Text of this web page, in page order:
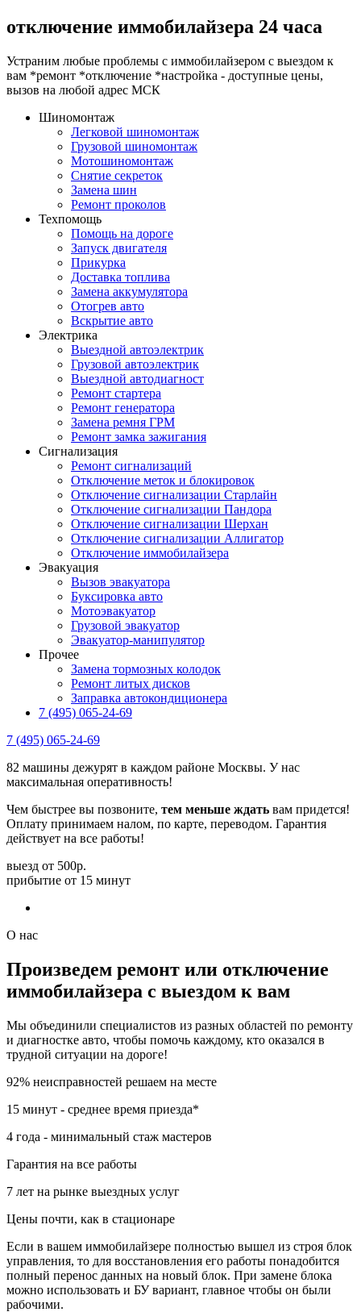
отключение иммобилайзера 24 часа
Устраним любые проблемы с иммобилайзером с выездом к
вам *ремонт *отключение *настройка - доступные цены,
вызов на любой адрес МСК
Шиномонтаж
Легковой шиномонтаж
Грузовой шиномонтаж
Мотошиномонтаж
Снятие секреток
Замена шин
Ремонт проколов
Техпомощь
Помощь на дороге
Запуск двигателя
Прикурка
Доставка топлива
Замена аккумулятора
Отогрев авто
Вскрытие авто
Электрика
Выездной автоэлектрик
Грузовой автоэлектрик
Выездной автодиагност
Ремонт стартера
Ремонт генератора
Замена ремня ГРМ
Ремонт замка зажигания
Сигнализация
Ремонт сигнализаций
Отключение меток и блокировок
Отключение сигнализации Старлайн
Отключение сигнализации Пандора
Отключение сигнализации Шерхан
Отключение сигнализации Аллигатор
Отключение иммобилайзера
Эвакуация
Вызов эвакуатора
Буксировка авто
Мотоэвакуатор
Грузовой эвакуатор
Эвакуатор-манипулятор
Прочее
Замена тормозных колодок
Ремонт литых дисков
Заправка автокондиционера
7 (495) 065-24-69
7 (495) 065-24-69
82 машины дежурят в каждом районе Москвы. У нас
максимальная оперативность!
Чем быстрее вы позвоните, тем меньше ждать вам придется!
Оплату принимаем налом, по карте, переводом. Гарантия
действует на все работы!
выезд от 500р.
прибытие от 15 минут
О нас
Произведем ремонт или отключение
иммобилайзера с выездом к вам
Мы объединили специалистов из разных областей по ремонту
и диагностке авто, чтобы помочь каждому, кто оказался в
трудной ситуации на дороге!
92% неисправностей решаем на месте
15 минут - среднее время приезда*
4 года - минимальный стаж мастеров
Гарантия на все работы
7 лет на рынке выездных услуг
Цены почти, как в стационаре
Если в вашем иммобилайзере полностью вышел из строя блок
управления, то для восстановления его работы понадобится
полный перенос данных на новый блок. При замене блока
можно использовать и БУ вариант, главное чтобы он были
рабочими.